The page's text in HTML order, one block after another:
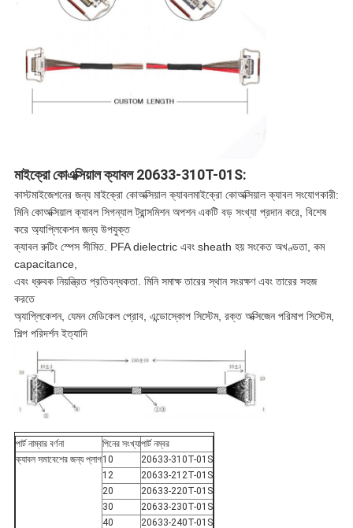
মাইক্রো কোএক্সিয়াল ক্যাবল 20633-310T-01S:
কাস্টমাইজেশনের জন্য মাইক্রো কোঅক্সিয়াল ক্যাবলমাইক্রো কোঅক্সিয়াল ক্যাবল সংযোগকারী:
মিনি কোঅক্সিয়াল ক্যাবল সিগন্যাল ট্রান্সমিশন অপশন একটি বড় সংখ্যা প্রদান করে, বিশেষ
করে অ্যাপ্লিকেশন জন্য উপযুক্ত
ক্যাবল রুটিং স্পেস সীমিত. PFA dielectric এবং sheath হয় সংকেত অখণ্ডতা, কম
capacitance,
এবং ধ্রুবক নিয়ন্ত্রিত প্রতিবন্ধকতা. মিনি সমাক্ষ তারের স্থান সংরক্ষণ এবং তারের সহজ
করতে
অ্যাপ্লিকেশন, যেমন মেডিকেল প্রোব, এন্ডোস্কোপ সিস্টেম, রক্ত অক্সিজেন পরিমাপ সিস্টেম,
শিল্প পরিদর্শন ইত্যাদি
পার্ট নাম্বার বর্ণনা পিনের সংখ্যাপার্ট নম্বর
ক্যাবল সমাবেশের জন্য প্লাগ10
20633-310T-01S
12
20633-212T-01S
20
20633-220T-01S
30
20633-230T-01S
40
20633-240T-01S